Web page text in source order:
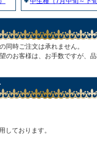
同時ご注文は承れません。
のお客様は、お手数ですが、
しております。